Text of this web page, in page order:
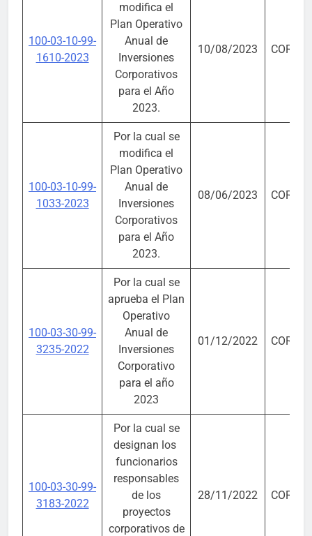
100-03-10-99-
1610-2023
modifica el
Plan Operativo
Anual de
Inversiones
Corporativos
para el Año
2023.
10/08/2023
100-03-10-99-
1033-2023
Por la cual se
modifica el
Plan Operativo
Anual de
Inversiones
Corporativos
para el Año
2023.
08/06/2023
100-03-30-99-
3235-2022
Por la cual se
aprueba el Plan
Operativo
Anual de
Inversiones
Corporativo
para el año
2023
01/12/2022
100-03-30-99-
3183-2022
Por la cual se
designan los
funcionarios
responsables
de los
proyectos
corporativos de
28/11/2022